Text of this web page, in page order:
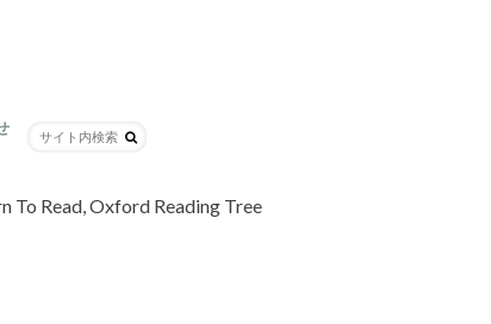
やコツ
Read, Oxford Reading Tree